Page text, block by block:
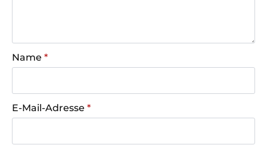
Name *
E-Mail-Adresse *